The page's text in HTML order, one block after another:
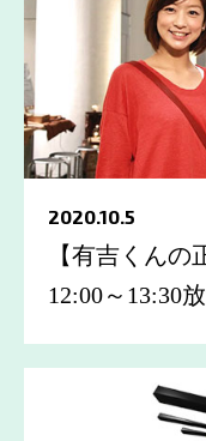
2020.10.5
【有吉くん
12:00～13:30